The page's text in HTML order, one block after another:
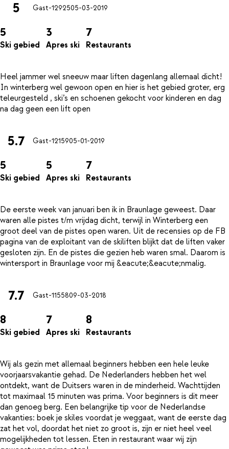
5 Gast-1292505-03-2019
5
Ski gebied
3
Apres ski
7
Restaurants
Heel jammer wel sneeuw maar liften dagenlang allemaal dicht!
In winterberg wel gewoon open en hier is het gebied groter, erg
teleurgesteld , ski’s en schoenen gekocht voor kinderen en dag
5.7 Gast-1215905-01-2019
5
Ski gebied
5
Apres ski
7
Restaurants
De eerste week van januari ben ik in Braunlage geweest. Daar
waren alle pistes t/m vrijdag dicht, terwijl in Winterberg een
groot deel van de pistes open waren. Uit de recensies op de FB
pagina van de exploitant van de skiliften blijkt dat de liften vaker
gesloten zijn. En de pistes die gezien heb waren smal. Daarom is
7.7 Gast-1155809-03-2018
8
Ski gebied
7
Apres ski
8
Restaurants
Wij als gezin met allemaal beginners hebben een hele leuke
voorjaarsvakantie gehad. De Nederlanders hebben het wel
ontdekt, want de Duitsers waren in de minderheid. Wachttijden
tot maximaal 15 minuten was prima. Voor beginners is dit meer
dan genoeg berg. Een belangrijke tip voor de Nederlandse
vakanties: boek je skiles voordat je weggaat, want de eerste dag
zat het vol, doordat het niet zo groot is, zijn er niet heel veel
mogelijkheden tot lessen. Eten in restaurant waar wij zijn